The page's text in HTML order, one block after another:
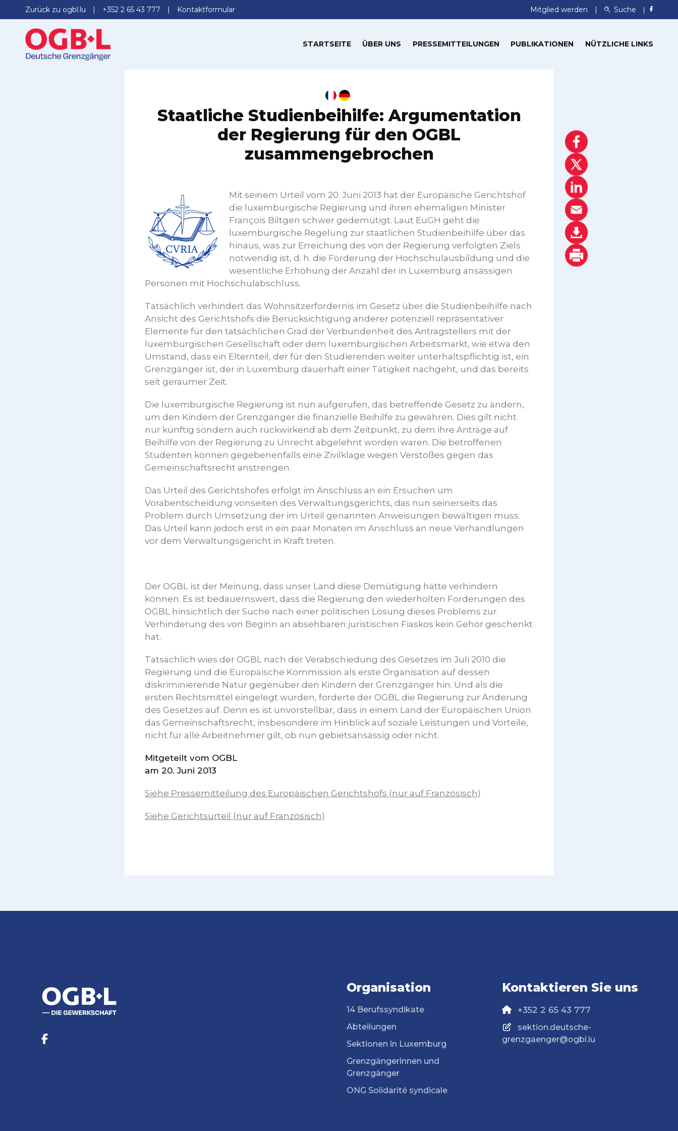
Zurück zu ogbl.lu +352 2 65 43 777 Kontaktformular Mitglied werden Suche
STARTSEITE ÜBER UNS PRESSEMITTEILUNGEN PUBLIKATIONEN NÜTZLICHE LINKS
Staatliche Studienbeihilfe: Argumentation
der Regierung für den OGBL
zusammengebrochen
Mit seinem Urteil vom 20. Juni 2013 hat der Europäische Gerichtshof
die luxemburgische Regierung und ihren ehemaligen Minister
François Biltgen schwer gedemütigt. Laut EuGH geht die
luxemburgische Regelung zur staatlichen Studienbeihilfe über das
hinaus, was zur Erreichung des von der Regierung verfolgten Ziels
notwendig ist, d. h. die Förderung der Hochschulausbildung und die
wesentliche Erhöhung der Anzahl der in Luxemburg ansässigen
Personen mit Hochschulabschluss.
Tatsächlich verhindert das Wohnsitzerfordernis im Gesetz über die Studienbeihilfe nach
Ansicht des Gerichtshofs die Berücksichtigung anderer potenziell repräsentativer
Elemente für den tatsächlichen Grad der Verbundenheit des Antragstellers mit der
luxemburgischen Gesellschaft oder dem luxemburgischen Arbeitsmarkt, wie etwa den
Umstand, dass ein Elternteil, der für den Studierenden weiter unterhaltspflichtig ist, ein
Grenzgänger ist, der in Luxemburg dauerhaft einer Tätigkeit nachgeht, und das bereits
seit geraumer Zeit.
Die luxemburgische Regierung ist nun aufgerufen, das betreffende Gesetz zu ändern,
um den Kindern der Grenzgänger die finanzielle Beihilfe zu gewähren. Dies gilt nicht
nur künftig sondern auch rückwirkend ab dem Zeitpunkt, zu dem ihre Anträge auf
Beihilfe von der Regierung zu Unrecht abgelehnt worden waren. Die betroffenen
Studenten können gegebenenfalls eine Zivilklage wegen Verstoßes gegen das
Gemeinschaftsrecht anstrengen.
Das Urteil des Gerichtshofes erfolgt im Anschluss an ein Ersuchen um
Vorabentscheidung vonseiten des Verwaltungsgerichts, das nun seinerseits das
Problem durch Umsetzung der im Urteil genannten Anweisungen bewältigen muss.
Das Urteil kann jedoch erst in ein paar Monaten im Anschluss an neue Verhandlungen
vor dem Verwaltungsgericht in Kraft treten.
Der OGBL ist der Meinung, dass unser Land diese Demütigung hätte verhindern
können. Es ist bedauernswert, dass die Regierung den wiederholten Forderungen des
OGBL hinsichtlich der Suche nach einer politischen Lösung dieses Problems zur
Verhinderung des von Beginn an absehbaren juristischen Fiaskos kein Gehör geschenkt
hat.
Tatsächlich wies der OGBL nach der Verabschiedung des Gesetzes im Juli 2010 die
Regierung und die Europäische Kommission als erste Organisation auf dessen
diskriminierende Natur gegenüber den Kindern der Grenzgänger hin. Und als die
ersten Rechtsmittel eingelegt wurden, forderte der OGBL die Regierung zur Änderung
des Gesetzes auf. Denn es ist unvorstellbar, dass in einem Land der Europäischen Union
das Gemeinschaftsrecht, insbesondere im Hinblick auf soziale Leistungen und Vorteile,
nicht für alle Arbeitnehmer gilt, ob nun gebietsansässig oder nicht.
Mitgeteilt vom OGBL
am 20. Juni 2013
Siehe Pressemitteilung des Europäischen Gerichtshofs (nur auf Französisch)
Siehe Gerichtsurteil (nur auf Französisch)
Organisation
14 Berufssyndikate
Abteilungen
Sektionen in Luxemburg
Grenzgängerinnen und
Grenzgänger
ONG Solidarité syndicale
Kontaktieren Sie uns
+352 2 65 43 777
sektion.deutsche-
grenzgaenger@ogbl.lu